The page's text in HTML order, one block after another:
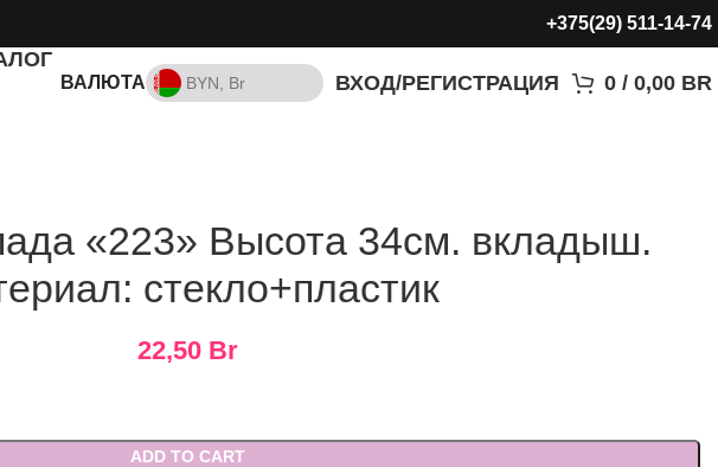
+375(29) 511-14-74
ВАЛЮТА BYN, Br
BYN, Br ВХОД/РЕГИСТРАЦИЯ 0 / 0,00 BR
«223» Высота 34см. вкладыш.
стекло+пластик
22,50 Br
ADD TO CART